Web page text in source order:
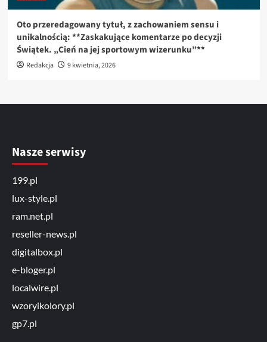
Oto przeredagowany tytuł, z zachowaniem sensu i
unikalnością: **Zaskakujące komentarze po decyzji
Świątek. „Cień na jej sportowym wizerunku”**
Redakcja 9 kwietnia, 2026
Nasze serwisy
199.pl
lux-style.pl
ram.net.pl
reseller-news.pl
digitalbox.pl
e-bloger.pl
localwire.pl
wzoryikolory.pl
gp7.pl